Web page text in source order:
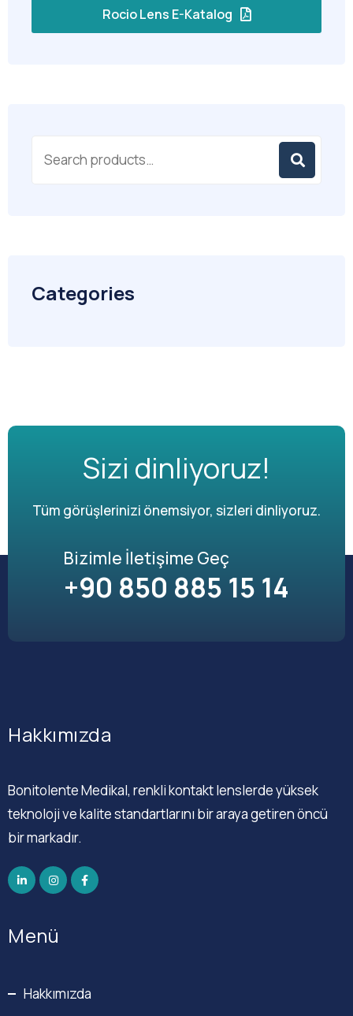
Rocio Lens E-Katalog
Categories
Sizi dinliyoruz!
Tüm görüşlerinizi önemsiyor, sizleri dinliyoruz.
Bizimle İletişime Geç
+90 850 885 15 14
Hakkımızda
Bonitolente Medikal, renkli kontakt lenslerde yüksek
teknoloji ve kalite standartlarını bir araya getiren öncü
bir markadır.
Menü
Hakkımızda